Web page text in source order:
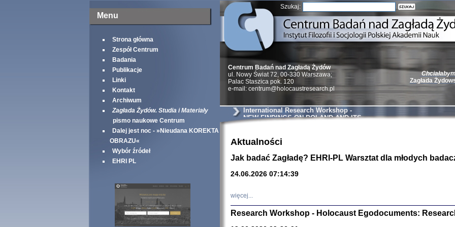
Menu
Strona główna
Zespół Centrum
Badania
Publikacje
Linki
Kontakt
Archiwum
Zagłada Żydów. Studia i Materiały
pismo naukowe Centrum
Dalej jest noc - »Nieudana KOREKTA
OBRAZU«
Wybór źródeł
EHRI PL
Szukaj:
Zagłada
Natalia Aleksiun,
Deborah Dash
Turski, Laurence
Centrum Badań nad Zagładą Żydów
ul. Nowy Świat 72, 00-330 Warszawa;
Palac Staszica pok. 120
e-mail: centrum@holocaustresearch.pl
International Research Workshop -
NEW FINDINGS ON POLAND AND ITS
Aktualności
Jak badać Zagładę? EHRI-PL Warsztat dla młodych
24.06.2026 07:14:39
więcej...
Research Workshop - Holocaust Egodocuments: